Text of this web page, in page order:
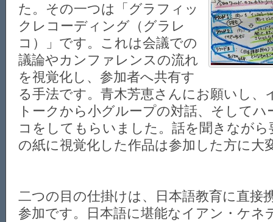
た。その一つは「グラフィッ
クレコーディング（グラレ
コ）」です。これは会議での
議論やカンファレンスの流れ
を視覚化し、参加者へ共有す
る手法です。青木芳恵さんにお願いし、
トークから小グループの対話、そして
コをしてもらいました。話を聞きながら
の紙に視覚化した作品は参加した方に大
二つの目の仕掛けは、日本語教育に直接
参加です。日本語に堪能なイアン・ケネ